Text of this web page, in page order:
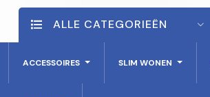
ALLE CATEGORIEËN
ACCESSOIRES SLIM WONEN